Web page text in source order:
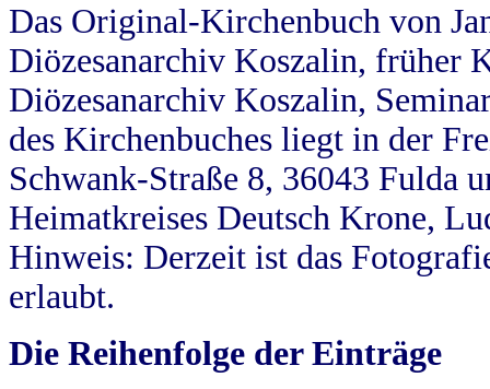
Das Original-Kirchenbuch von
Diözesanarchiv Koszalin, früher
Diözesanarchiv Koszalin,
des Kirchenbuches liegt in der
Schwank-Straße 8, 36043 Fulda
Heimatkreises Deutsch Krone,
Hinweis: Derzeit ist das
erlaubt.
Die Reihenfolge der Einträge